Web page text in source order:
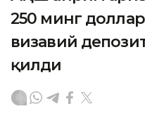
250 минг
визавий
қилди